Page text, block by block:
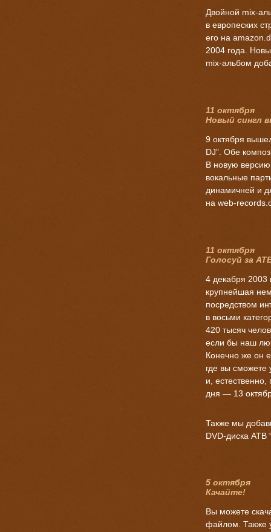
Двойной mix-
в европеских
его на
2004 года.
mix-альбом
11 октября
Новый сингл
9 октября
DJ”. Обе
В новую
вокальные
динамичней и
на web-
11 октября
Голосуй за
4 декабря 2003
крупнейшая
посредством
в восьми
420 тысяч
если бы наш
Конечно же он
где вы
и, естественно,
дня — 13
Также мы
DVD-диска ATB
5 октября
Качайте!
Вы можете
файлом. Также